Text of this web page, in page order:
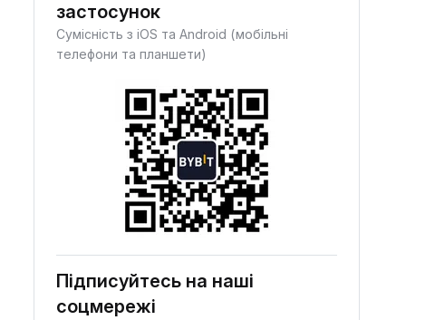
застосунок
Сумісність з iOS та Android (мобільні
телефони та планшети)
Підписуйтесь на наші
соцмережі